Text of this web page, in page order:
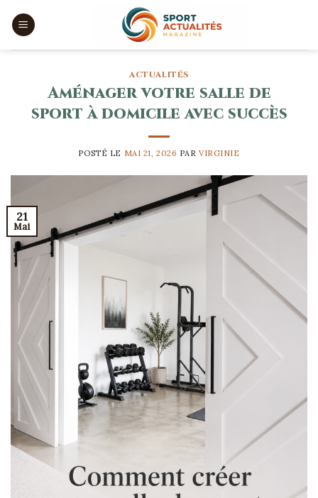
ACTUALITÉS
Aménager votre salle de
sport à domicile avec succès
POSTÉ LE MAI 21, 2026 PARVIRGINIE
21
Mai